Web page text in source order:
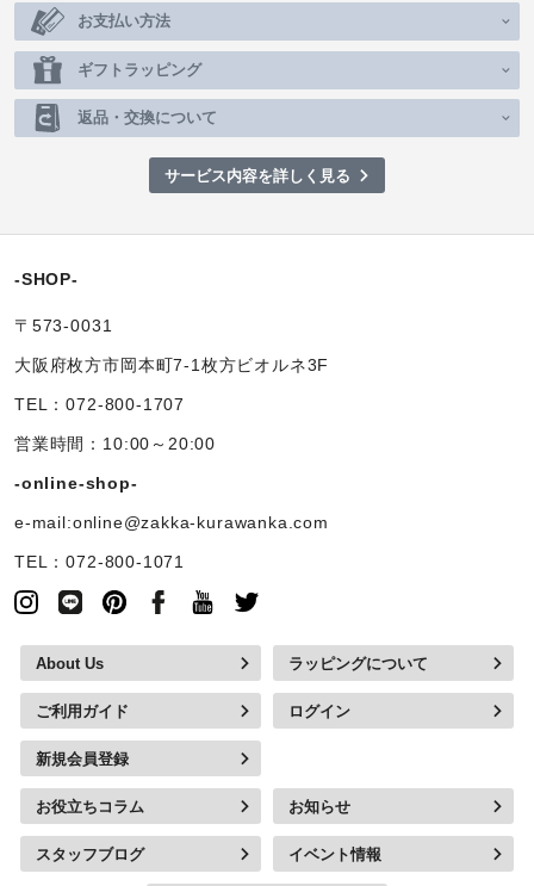
お支払い方法
ギフトラッピング
返品・交換について
サービス内容を詳しく見る
-SHOP-
〒573-0031
大阪府枚方市岡本町7-1枚方ビオルネ3F
TEL：072-800-1707
営業時間：10:00～20:00
-online-shop-
e-mail:online@zakka-kurawanka.com
TEL：072-800-1071
About Us ラッピングについて
ご利用ガイド ログイン
新規会員登録
お役立ちコラム お知らせ
スタッフブログ イベント情報